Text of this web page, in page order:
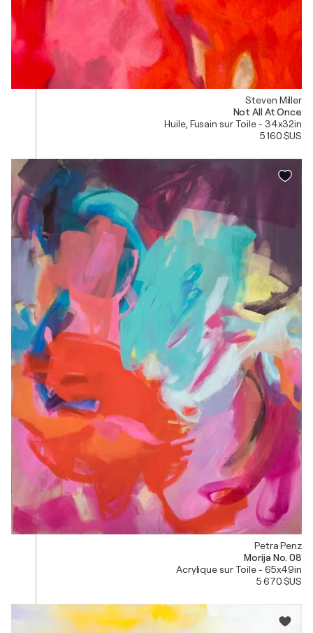
Steven Miller
Not All At Once
Huile, Fusain sur Toile - 34x32in
5 160 $US
Petra Penz
Morija No. 08
Acrylique sur Toile - 65x49in
5 670 $US